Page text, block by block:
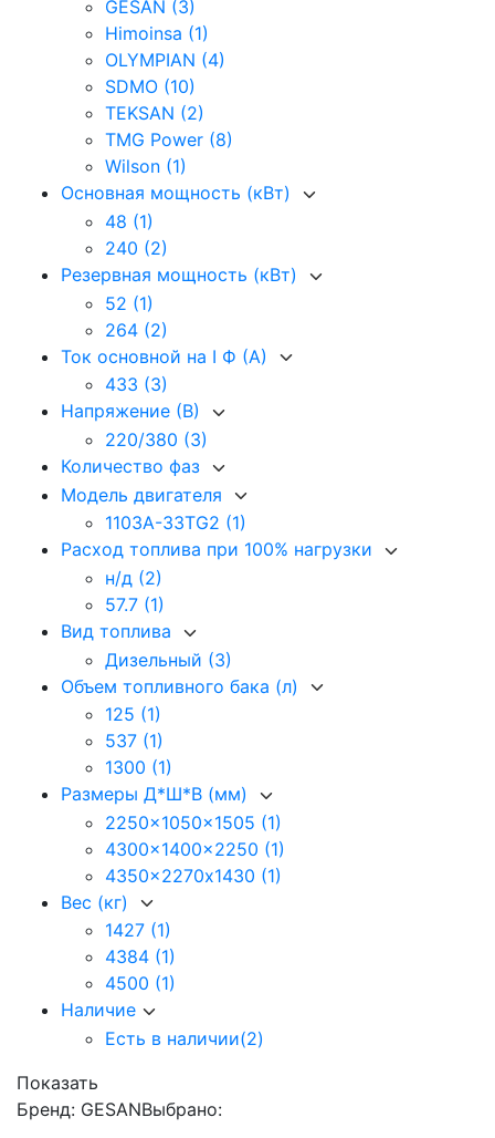
GESAN (3)
Himoinsa (1)
OLYMPIAN (4)
SDMO (10)
TEKSAN (2)
TMG Power (8)
Wilson (1)
Основная мощность (кВт)
48 (1)
240 (2)
Резервная мощность (кВт)
52 (1)
264 (2)
Ток основной на I Ф (А)
433 (3)
Напряжение (В)
220/380 (3)
Количество фаз
Модель двигателя
1103A-33TG2 (1)
Расход топлива при 100% нагрузки
н/д (2)
57.7 (1)
Вид топлива
Дизельный (3)
Объем топливного бака (л)
125 (1)
537 (1)
1300 (1)
Размеры Д*Ш*В (мм)
2250x1050x1505 (1)
4300x1400x2250 (1)
4350x2270х1430 (1)
Вес (кг)
1427 (1)
4384 (1)
4500 (1)
Наличие
Есть в наличии(2)
Показать
Бренд: GESANВыбрано: